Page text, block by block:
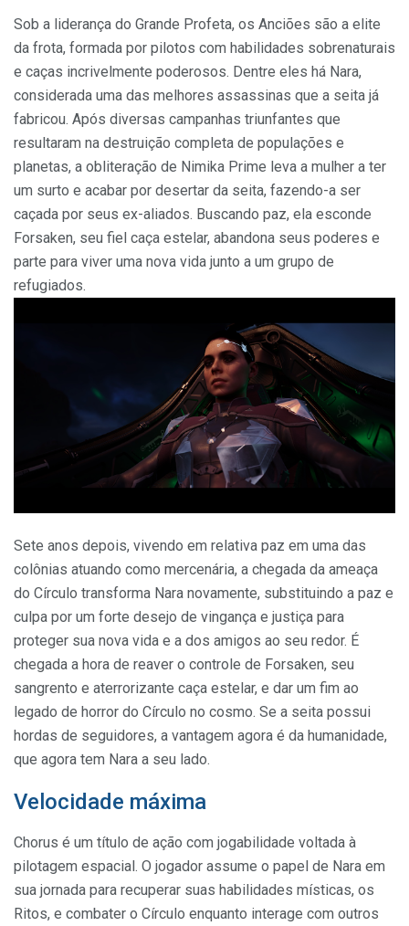
Sob a liderança do Grande Profeta, os Anciões são a elite
da frota, formada por pilotos com habilidades sobrenaturais
e caças incrivelmente poderosos. Dentre eles há Nara,
considerada uma das melhores assassinas que a seita já
fabricou. Após diversas campanhas triunfantes que
resultaram na destruição completa de populações e
planetas, a obliteração de Nimika Prime leva a mulher a ter
um surto e acabar por desertar da seita, fazendo-a ser
caçada por seus ex-aliados. Buscando paz, ela esconde
Forsaken, seu fiel caça estelar, abandona seus poderes e
parte para viver uma nova vida junto a um grupo de
refugiados.
Sete anos depois, vivendo em relativa paz em uma das
colônias atuando como mercenária, a chegada da ameaça
do Círculo transforma Nara novamente, substituindo a paz e
culpa por um forte desejo de vingança e justiça para
proteger sua nova vida e a dos amigos ao seu redor. É
chegada a hora de reaver o controle de Forsaken, seu
sangrento e aterrorizante caça estelar, e dar um fim ao
legado de horror do Círculo no cosmo. Se a seita possui
hordas de seguidores, a vantagem agora é da humanidade,
que agora tem Nara a seu lado.
Velocidade máxima
Chorus é um título de ação com jogabilidade voltada à
pilotagem espacial. O jogador assume o papel de Nara em
sua jornada para recuperar suas habilidades místicas, os
Ritos, e combater o Círculo enquanto interage com outros